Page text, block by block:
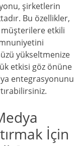
şirketlerin
Bu özellikler,
müşterilere etkili
yükseltmenize
etkisi göz önüne
entegrasyonunu
İçin